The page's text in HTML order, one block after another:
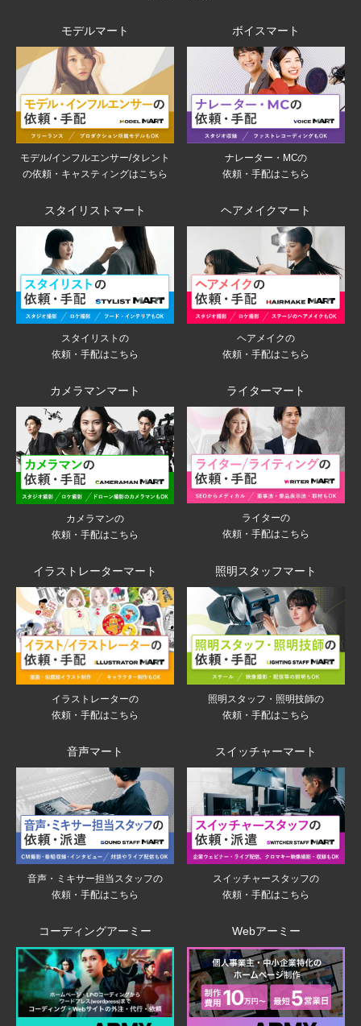
モデルマート
モデル/インフルエンサー/タレント
の依頼・キャスティングはこちら
ボイスマート
ナレーター・MCの
依頼・手配はこちら
スタイリストマート
スタイリストの
依頼・手配はこちら
ヘアメイクマート
ヘアメイクの
依頼・手配はこちら
カメラマンマート
カメラマンの
依頼・手配はこちら
ライターマート
ライターの
依頼・手配はこちら
イラストレーターマート
イラストレーターの
依頼・手配はこちら
照明スタッフマート
照明スタッフ・照明技師の
依頼・手配はこちら
音声マート
音声・ミキサー担当スタッフの
依頼・手配はこちら
スイッチャーマート
スイッチャースタッフの
依頼・手配はこちら
コーディングアーミー Webアーミー